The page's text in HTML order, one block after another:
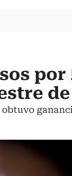
por
de